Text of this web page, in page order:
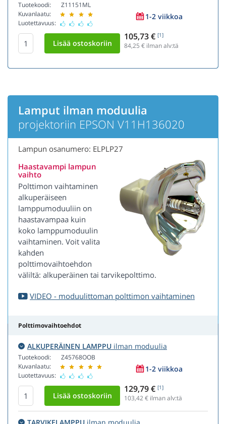
Tuotekoodi:
Kuvanlaatu:
Luotettavuus:
Z11151ML
1-2 viikkoa
105,73 € [1]
84,25 € ilman alv:tä
Lamput ilman moduulia
projektoriin EPSON V11H136020
Lampun osanumero: ELPLP27
Haastavampi lampun
vaihto
Polttimon vaihtaminen
alkuperäiseen
lamppumoduuliin on
haastavampaa kuin
koko lamppumoduulin
vaihtaminen. Voit valita
kahden
polttimovaihtoehdon
väliltä: alkuperäinen tai tarvikepolttimo.
VIDEO - moduulittoman polttimon vaihtaminen
Polttimovaihtoehdot
ALKUPERÄINEN LAMPPU ilman moduulia
Tuotekoodi:
Kuvanlaatu:
Luotettavuus:
Z45768OOB
1-2 viikkoa
129,79 € [1]
103,42€ ilman alv:tä